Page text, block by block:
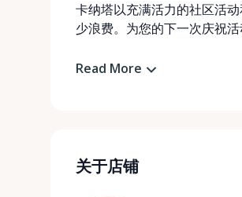
卡纳塔以充满活力的社区活
少浪费。为您的下一次庆祝
Read More
关于店铺